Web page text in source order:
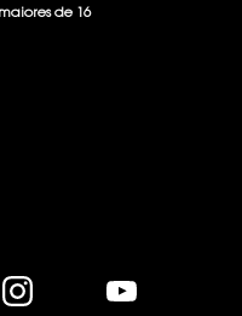
de 16